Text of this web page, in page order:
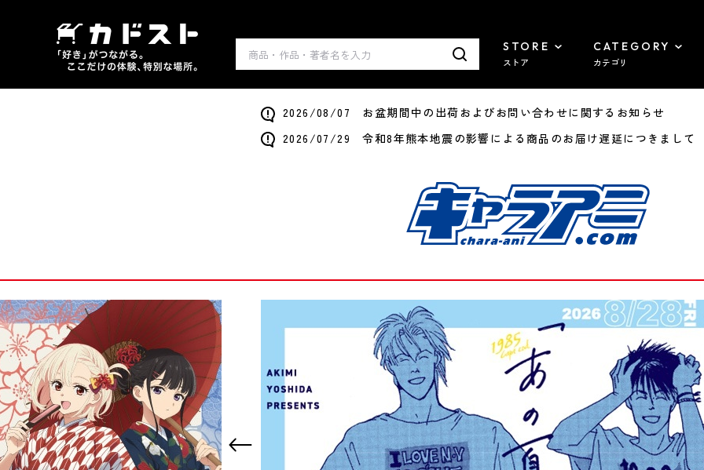
STORE
ストア
CATEGORY
カテゴリ
2026/08/07 お盆期間中の出荷およびお問い合わせに関するお知らせ
2026/07/29 令和8年熊本地震の影響による商品のお届け遅延につきまして